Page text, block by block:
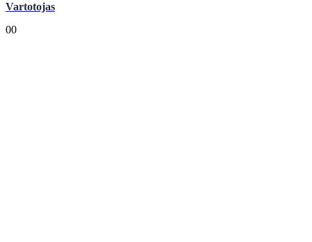
Vartotojas
00